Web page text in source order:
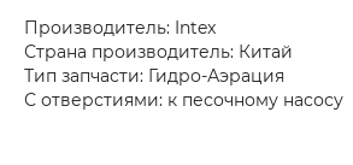
Производитель: Intex
Страна производитель: Китай
Тип запчасти: Гидро-Аэрация
С отверстиями: к песочному насосу